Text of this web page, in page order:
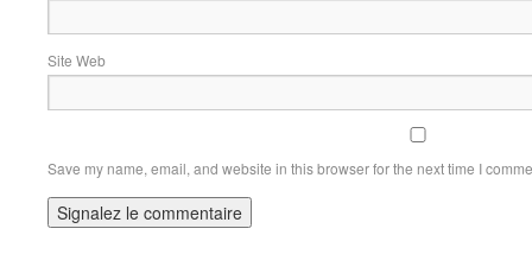
Site Web
Save my name, email, and website in this browser for the next time I